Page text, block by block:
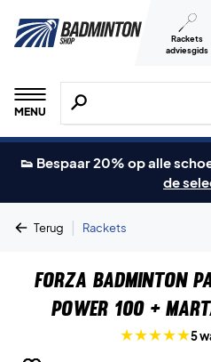
Rackets
adviesgids
MENU
Zoeken naar
👟 Bespaar 20% op alle
de
Terug | Rackets
Forza Badminton
Power 100 +
5